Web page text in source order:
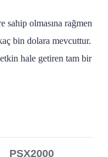
sahip olmasına rağmen
bin dolara mevcuttur.
hale getiren tam bir
PSX2000